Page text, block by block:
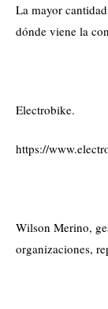
La mayor
dónde viene la
Electrobike.
https://
Wilson Merino,
organizaciones,